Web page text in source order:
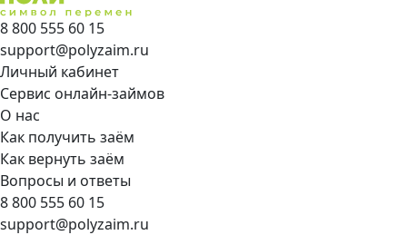
8 800 555 60 15
support@polyzaim.ru
Личный кабинет
Сервис онлайн-займов
О нас
Как получить заём
Как вернуть заём
Вопросы и ответы
8 800 555 60 15
support@polyzaim.ru